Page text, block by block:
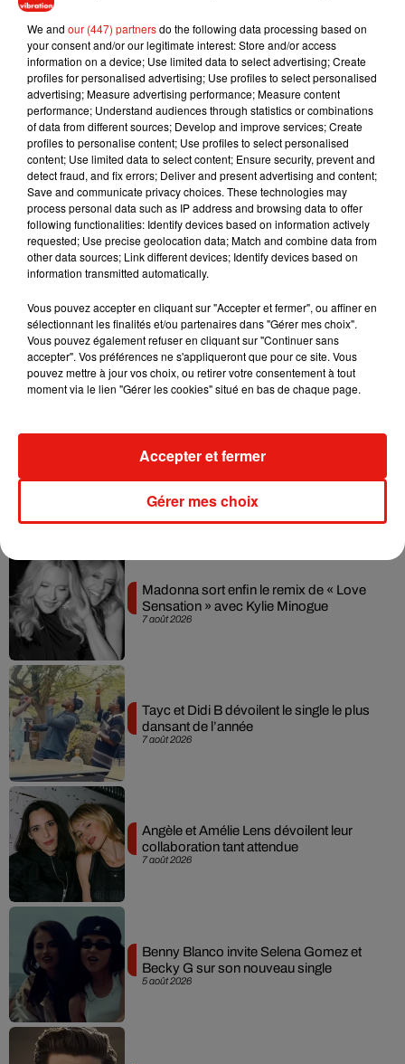
Emmanuel Macron peut aussi choisir de démissionner,
provoquant une élection présidentielle. Mais cela
n’entrainerait pas forcément d’élections législatives ensuite,
il conviendra au Conseil constitutionnel de trancher. Le chef
de l’État pourrait également décider que la crise est
suffisamment grave pour déclencher l’article 16 et s’arroger
les pleins pouvoirs. Cela ne s’est produit qu’une seule sous
la Cinquième République, en 1961. Le Général de Gaulle
avait décidé d’appliquer cet article après le Putsch des
généraux.
pourrait être engagée.
7 août 2026
Julien Lieb s’essaye à la vie de chatelain
dans son nouveau clip
7 août 2026
Madonna sort enfin le remix de « Love
Sensation » avec Kylie Minogue
7 août 2026
Tayc et Didi B dévoilent le single le plus
dansant de l’année
7 août 2026
Angèle et Amélie Lens dévoilent leur
collaboration tant attendue
5 août 2026
Benny Blanco invite Selena Gomez et
Becky G sur son nouveau single
We and our (447) partnersdo the following data processing based on
your consent and/or our legitimate interest: Store and/or access
information on a device; Use limited data to select advertising; Create
profiles for personalised advertising; Use profiles to select personalised
advertising; Measure advertising performance; Measure content
performance; Understand audiences through statistics or combinations
of data from different sources; Develop and improve services; Create
profiles to personalise content; Use profiles to select personalised
content; Use limited data to select content; Ensure security, prevent and
detect fraud, and fix errors; Deliver and present advertising and content;
Save and communicate privacy choices. These technologies may
process personal data such as IP address and browsing data to offer
following functionalities: Identify devices based on information actively
requested; Use precise geolocation data; Match and combine data from
other data sources; Link different devices; Identify devices based on
information transmitted automatically.
Vous pouvez accepter en cliquant sur "Accepter et fermer", ou affiner en
sélectionnant les finalités et/ou partenaires dans "Gérer mes choix".
Vous pouvez également refuser en cliquant sur "Continuer sans
accepter". Vos préférences ne s'appliqueront que pour ce site. Vous
pouvez mettre à jour vos choix, ou retirer votre consentement à tout
moment via le lien "Gérer les cookies" situé en bas de chaque page.
Gérer mes choix
Accepter et fermer